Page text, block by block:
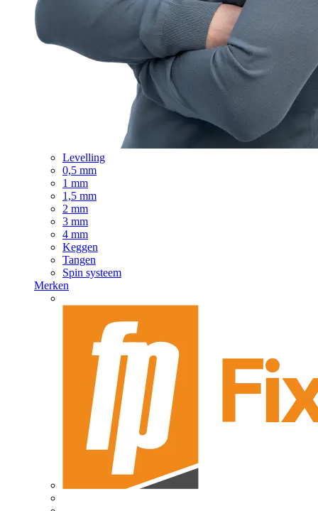
Levelling
0,5 mm
1 mm
1,5 mm
2 mm
3 mm
4 mm
Keggen
Tangen
Spin systeem
Merken